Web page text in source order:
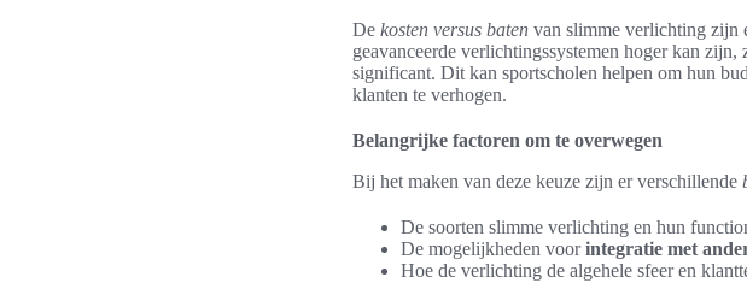
De kosten versus baten van slimme verlichting zijn
geavanceerde verlichtingssystemen hoger kan
significant. Dit kan sportscholen helpen om hun
klanten te verhogen.
Belangrijke factoren om te overwegen
Bij het maken van deze keuze zijn er verschillende
De soorten slimme verlichting en hun
De mogelijkheden voorintegratie met
Hoe de verlichting de algehele sfeer en